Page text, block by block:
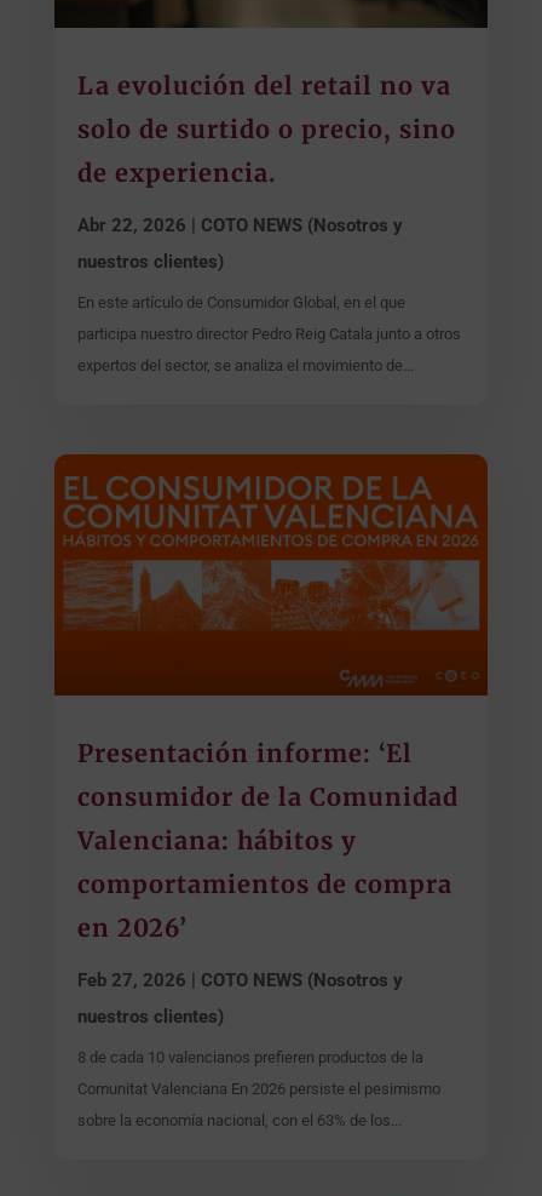
La evolución del retail no va
solo de surtido o precio, sino
de experiencia.
Abr 22, 2026 | COTO NEWS (Nosotros y
nuestros clientes)
En este artículo de Consumidor Global, en el que
participa nuestro director Pedro Reig Catala junto a otros
expertos del sector, se analiza el movimiento de...
Presentación informe: ‘El
consumidor de la Comunidad
Valenciana: hábitos y
comportamientos de compra
en 2026’
Feb 27, 2026 | COTO NEWS (Nosotros y
nuestros clientes)
8 de cada 10 valencianos prefieren productos de la
Comunitat Valenciana En 2026 persiste el pesimismo
sobre la economía nacional, con el 63% de los...